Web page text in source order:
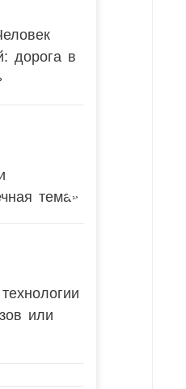
дорога в
тема»
или